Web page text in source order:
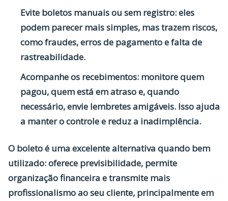
Evite boletos manuais ou sem registro: eles
podem parecer mais simples, mas trazem riscos,
como fraudes, erros de pagamento e falta de
rastreabilidade.
Acompanhe os recebimentos: monitore quem
pagou, quem está em atraso e, quando
necessário, envie lembretes amigáveis. Isso ajuda
a manter o controle e reduz a inadimplência.
O boleto é uma excelente alternativa quando bem
utilizado: oferece previsibilidade, permite
organização financeira e transmite mais
profissionalismo ao seu cliente, principalmente em